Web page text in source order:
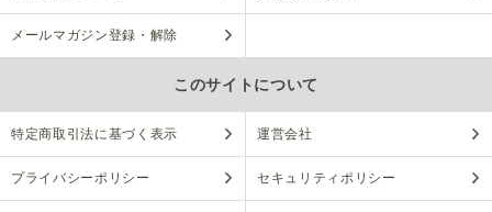
メールマガジン登録・解除
このサイトについて
特定商取引法に基づく表示 運営会社
プライバシーポリシー セキュリティポリシー